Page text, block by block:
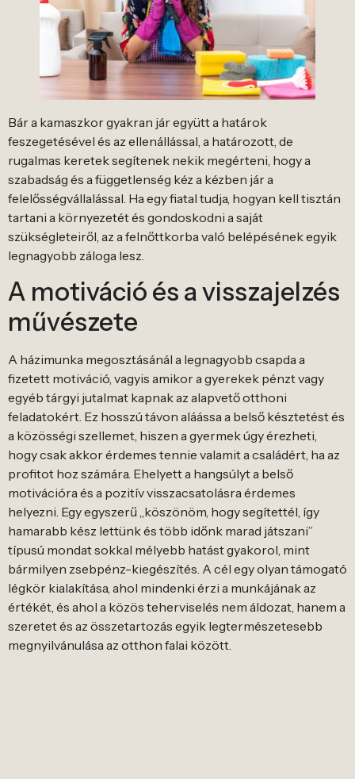
Bár a kamaszkor gyakran jár együtt a határok
feszegetésével és az ellenállással, a határozott, de
rugalmas keretek segítenek nekik megérteni, hogy a
szabadság és a függetlenség kéz a kézben jár a
felelősségvállalással. Ha egy fiatal tudja, hogyan kell tisztán
tartani a környezetét és gondoskodni a saját
szükségleteiről, az a felnőttkorba való belépésének egyik
legnagyobb záloga lesz.
A motiváció és a visszajelzés
művészete
A házimunka megosztásánál a legnagyobb csapda a
fizetett motiváció, vagyis amikor a gyerekek pénzt vagy
egyéb tárgyi jutalmat kapnak az alapvető otthoni
feladatokért. Ez hosszú távon aláássa a belső késztetést és
a közösségi szellemet, hiszen a gyermek úgy érezheti,
hogy csak akkor érdemes tennie valamit a családért, ha az
profitot hoz számára. Ehelyett a hangsúlyt a belső
motivációra és a pozitív visszacsatolásra érdemes
helyezni. Egy egyszerű „köszönöm, hogy segítettél, így
hamarabb kész lettünk és több időnk marad játszani”
típusú mondat sokkal mélyebb hatást gyakorol, mint
bármilyen zsebpénz-kiegészítés. A cél egy olyan támogató
légkör kialakítása, ahol mindenki érzi a munkájának az
értékét, és ahol a közös teherviselés nem áldozat, hanem a
szeretet és az összetartozás egyik legtermészetesebb
megnyilvánulása az otthon falai között.